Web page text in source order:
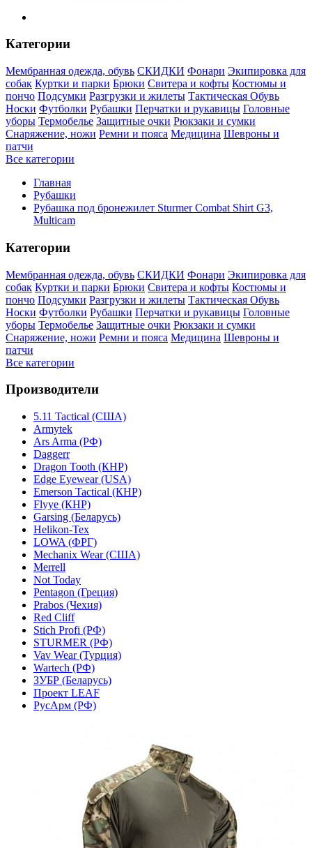
Категории
Мембранная одежда, обувь СКИДКИ Фонари Экипировка для
собак Куртки и парки Брюки Свитера и кофты Костюмы и
пончо Подсумки Разгрузки и жилеты Тактическая Обувь
Носки Футболки Рубашки Перчатки и рукавицы Головные
уборы Термобелье Защитные очки Рюкзаки и сумки
Снаряжение, ножи Ремни и пояса Медицина Шевроны и
патчи
Все категории
Главная
Рубашки
Рубашка под бронежилет Sturmer Combat Shirt G3,
Multicam
Категории
Мембранная одежда, обувь СКИДКИ Фонари Экипировка для
собак Куртки и парки Брюки Свитера и кофты Костюмы и
пончо Подсумки Разгрузки и жилеты Тактическая Обувь
Носки Футболки Рубашки Перчатки и рукавицы Головные
уборы Термобелье Защитные очки Рюкзаки и сумки
Снаряжение, ножи Ремни и пояса Медицина Шевроны и
патчи
Все категории
Производители
5.11 Tactical (США)
Armytek
Ars Arma (РФ)
Daggerr
Dragon Tooth (КНР)
Edge Eyewear (USA)
Emerson Tactical (КНР)
Flyye (КНР)
Garsing (Беларусь)
Helikon-Tex
LOWA (ФРГ)
Mechanix Wear (США)
Merrell
Not Today
Pentagon (Греция)
Prabos (Чехия)
Red Cliff
Stich Profi (РФ)
STURMER (РФ)
Vav Wear (Турция)
Wartech (РФ)
ЗУБР (Беларусь)
Проект LEAF
РусАрм (РФ)